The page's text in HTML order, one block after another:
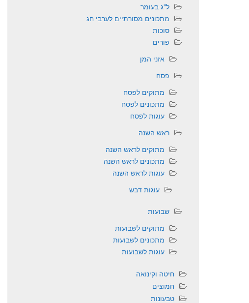
ל"ג בעומר
מתכונים מסורתיים לערבי חג
סוכות
פורים
אזני המן
פסח
מתוקים לפסח
מתכונים לפסח
עוגות לפסח
ראש השנה
מתוקים לראש השנה
מתכונים לראש השנה
עוגות לראש השנה
עוגות דבש
שבועות
מתוקים לשבועות
מתכונים לשבועות
עוגות לשבועות
חיטה וקינואה
חמוצים
טבעונות